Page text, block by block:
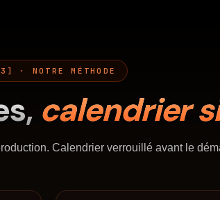
· NOTRE MÉTHODE
calendrier
Calendrier verrouillé avant le